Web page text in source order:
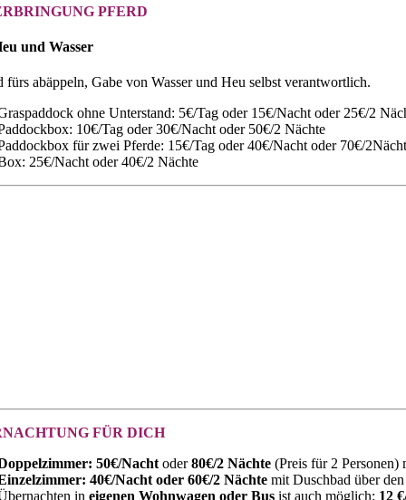
PFERD
und Wasser
fürs abäppeln, Gabe von Wasser und Heu selbst verantwortlich.
ohne Unterstand: 5€/Tag oder 15€/Nacht oder 25€/2
10€/Tag oder 30€/Nacht oder 50€/2 Nächte
für zwei Pferde: 15€/Tag oder 40€/Nacht oder 70€/
25€/Nacht oder 40€/2 Nächte
FÜR DICH
50€/Nachtoder80€/2 Nächte(Preis für 2 Personen)
40€/Nacht oder 60€/2 Nächtemit Duschbad über
in eigenen Wohnwagen oder Busist auch möglich: 12